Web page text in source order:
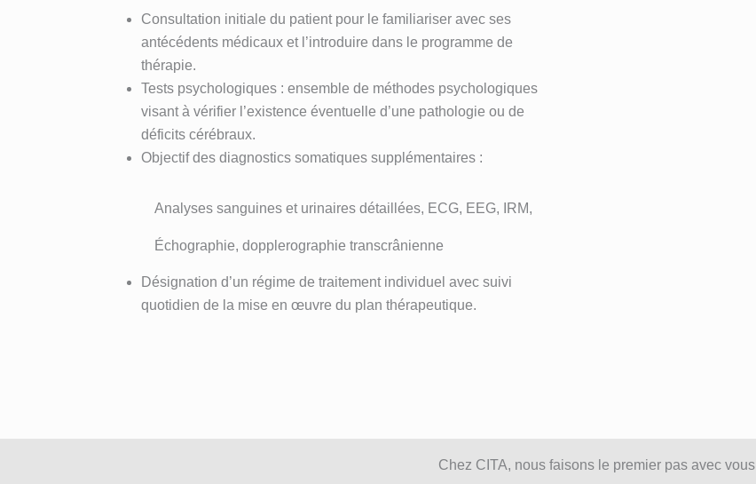
Consultation initiale du patient pour le familiariser avec ses
antécédents médicaux et l’introduire dans le programme de
thérapie.
Tests psychologiques : ensemble de méthodes psychologiques
visant à vérifier l’existence éventuelle d’une pathologie ou de
déficits cérébraux.
Objectif des diagnostics somatiques supplémentaires :
Analyses sanguines et urinaires détaillées, ECG, EEG, IRM,
Échographie, dopplerographie transcrânienne
Désignation d’un régime de traitement individuel avec suivi
quotidien de la mise en œuvre du plan thérapeutique.
Chez CITA, nous faisons le premier pas avec vous